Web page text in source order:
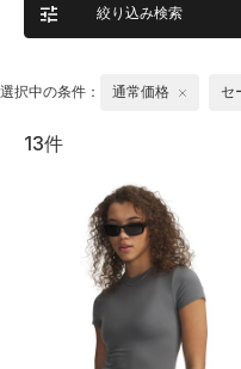
絞り込み検索
選択中の条件： 通常価格 セ
13件